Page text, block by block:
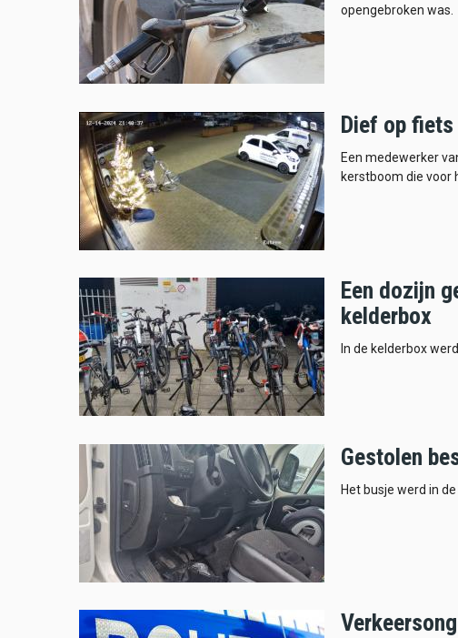
opengebroken was.
Dief op
Een medewerker
kerstboom die voor
Een dozijn
kelderbox
In de kelderbox
Gestolen
Het busje werd in